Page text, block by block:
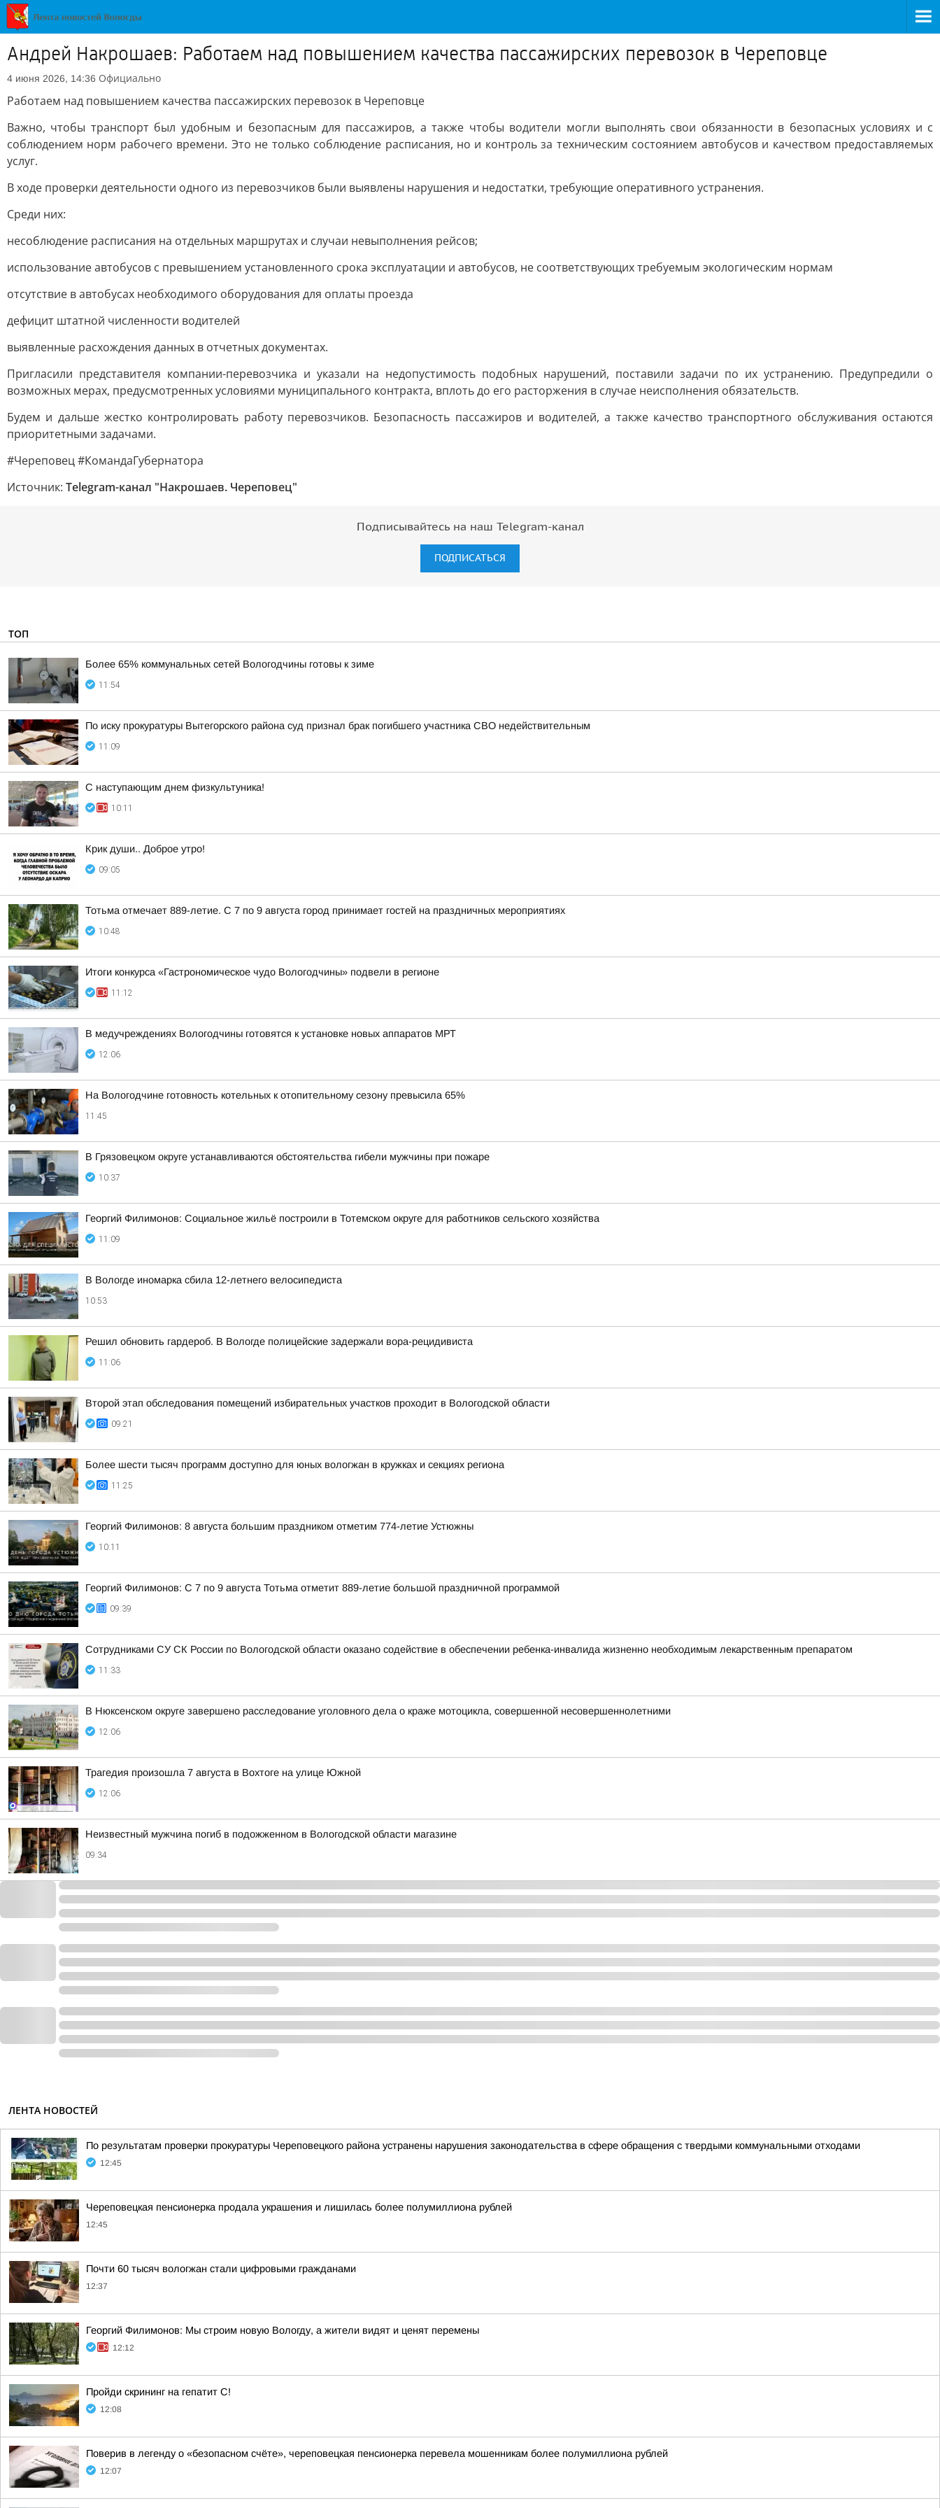
Андрей Накрошаев: Работаем над повышением качества пассажирских перевозок в Череповце
4 июня 2026, 14:36 Официально
Работаем над повышением качества пассажирских перевозок в Череповце
Важно, чтобы транспорт был удобным и безопасным для пассажиров, а также чтобы водители могли выполнять свои обязанности в безопасных условиях и с
соблюдением норм рабочего времени. Это не только соблюдение расписания, но и контроль за техническим состоянием автобусов и качеством предоставляемых
услуг.
В ходе проверки деятельности одного из перевозчиков были выявлены нарушения и недостатки, требующие оперативного устранения.
Среди них:
несоблюдение расписания на отдельных маршрутах и случаи невыполнения рейсов;
использование автобусов с превышением установленного срока эксплуатации и автобусов, не соответствующих требуемым экологическим нормам
отсутствие в автобусах необходимого оборудования для оплаты проезда
дефицит штатной численности водителей
выявленные расхождения данных в отчетных документах.
Пригласили представителя компании-перевозчика и указали на недопустимость подобных нарушений, поставили задачи по их устранению. Предупредили о
возможных мерах, предусмотренных условиями муниципального контракта, вплоть до его расторжения в случае неисполнения обязательств.
Будем и дальше жестко контролировать работу перевозчиков. Безопасность пассажиров и водителей, а также качество транспортного обслуживания остаются
приоритетными задачами.
#Череповец #КомандаГубернатора
Источник: Telegram-канал "Накрошаев. Череповец"
Подписывайтесь на наш Telegram-канал
ПОДПИСАТЬСЯ
ТОП
Более 65% коммунальных сетей Вологодчины готовы к зиме
11:54
По иску прокуратуры Вытегорского района суд признал брак погибшего участника СВО недействительным
11:09
С наступающим днем физкультуника!
10:11
Крик души.. Доброе утро!
09:05
Тотьма отмечает 889-летие. С 7 по 9 августа город принимает гостей на праздничных мероприятиях
10:48
Итоги конкурса «Гастрономическое чудо Вологодчины» подвели в регионе
11:12
В медучреждениях Вологодчины готовятся к установке новых аппаратов МРТ
12:06
На Вологодчине готовность котельных к отопительному сезону превысила 65%
11:45
В Грязовецком округе устанавливаются обстоятельства гибели мужчины при пожаре
10:37
Георгий Филимонов: Социальное жильё построили в Тотемском округе для работников сельского хозяйства
11:09
В Вологде иномарка сбила 12-летнего велосипедиста
10:53
Решил обновить гардероб. В Вологде полицейские задержали вора-рецидивиста
11:06
Второй этап обследования помещений избирательных участков проходит в Вологодской области
09:21
Более шести тысяч программ доступно для юных вологжан в кружках и секциях региона
11:25
Георгий Филимонов: 8 августа большим праздником отметим 774-летие Устюжны
10:11
Георгий Филимонов: С 7 по 9 августа Тотьма отметит 889-летие большой праздничной программой
09:39
Сотрудниками СУ СК России по Вологодской области оказано содействие в обеспечении ребенка-инвалида жизненно необходимым лекарственным препаратом
11:33
В Нюксенском округе завершено расследование уголовного дела о краже мотоцикла, совершенной несовершеннолетними
12:06
Трагедия произошла 7 августа в Вохтоге на улице Южной
12:06
Неизвестный мужчина погиб в подожженном в Вологодской области магазине
09:34
ЛЕНТА НОВОСТЕЙ
По результатам проверки прокуратуры Череповецкого района устранены нарушения законодательства в сфере обращения с твердыми коммунальными отходами
12:45
Череповецкая пенсионерка продала украшения и лишилась более полумиллиона рублей
12:45
Почти 60 тысяч вологжан стали цифровыми гражданами
12:37
Георгий Филимонов: Мы строим новую Вологду, а жители видят и ценят перемены
12:12
Пройди скрининг на гепатит C!
12:08
Поверив в легенду о «безопасном счёте», череповецкая пенсионерка перевела мошенникам более полумиллиона рублей
12:07